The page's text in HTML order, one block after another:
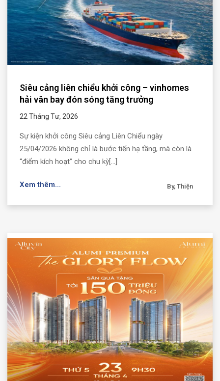
Siêu cảng liên chiểu khởi công – vinhomes
hải vân bay đón sóng tăng trưởng
22 Tháng Tư, 2026
Sự kiện khởi công Siêu cảng Liên Chiểu ngày
25/04/2026 không chỉ là bước tiến hạ tầng, mà còn là
“điểm kích hoạt” cho chu kỳ[...]
Xem thêm... By, Thiện